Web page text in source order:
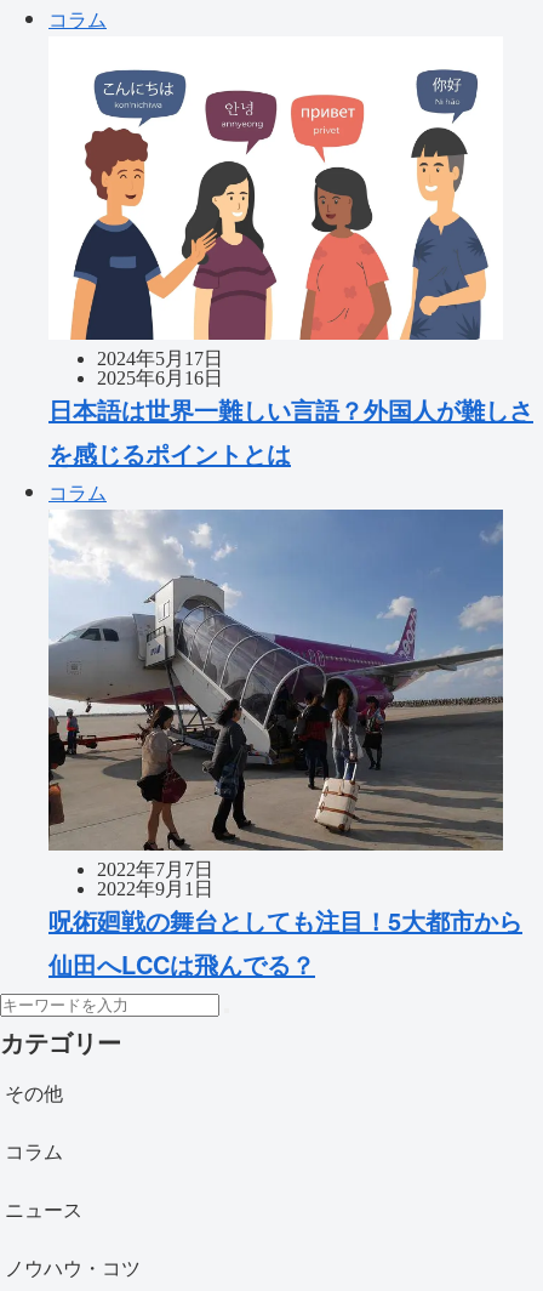
コラム
2024年5月17日
2025年6月16日
日本語は世界一難しい言語？外国人が難しさ
を感じるポイントとは
コラム
2022年7月7日
2022年9月1日
呪術廻戦の舞台としても注目！5大都市から
仙田へLCCは飛んでる？
カテゴリー
その他
コラム
ニュース
ノウハウ・コツ